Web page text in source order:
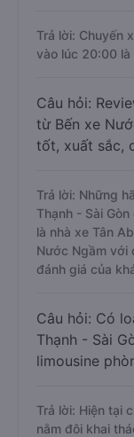
Trả lời: Chuyến
vào lúc 20:00 là
Câu hỏi:
từ Bến xe
tốt, xuất sắc,
Trả lời: Những
Thạnh - Sài
là nhà xe Tân
Nước Ngầm với
đánh giá của
Câu hỏi: Có
Thạnh - Sài
limousine
Trả lời: Hiện tại
nằm đôi khai